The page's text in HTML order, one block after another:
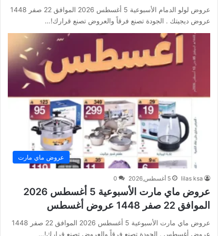
عروض لولو الدمام الأسبوعية 5 أغسطس 2026 الموافق 22 صفر 1448
عروض ديجيتك . الجودة تصنع فرقاً والعروض تصنع قرارك!…
عروض ماي مارت
lilas ksa 5 أغسطس,2026 0
عروض ماي مارت الأسبوعية 5 أغسطس 2026
الموافق 22 صفر 1448 عروض أغسطس
عروض ماي مارت الأسبوعية 5 أغسطس 2026 الموافق 22 صفر 1448
عروض أغسطس . الجودة تصنع فرقاً والعروض تصنع قرارك!…